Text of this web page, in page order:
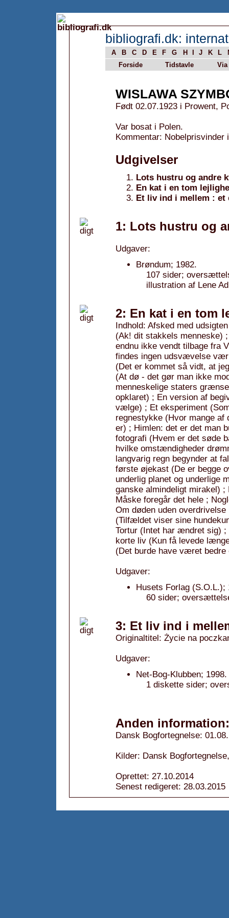
bibliografi.dk:
A B C D E F G H J K L
Forside
Tidstavle Via
WISLAWA
Født 02.07.1923 i Prowent,
Var bosat i Polen.
Kommentar: Nobelprisvinder
Udgivelser
Lots hustru og andre
En kat i en tom
Et liv ind i mellem : et
1: Lots hustru og
Udgaver:
Brøndum; 1982.
107 sider;
illustration af Lene
2: En kat i en tom
Indhold: Afsked med
(Ak! dit stakkels menneske)
endnu ikke vendt tilbage fra
findes ingen udsvævelse
(Det er kommet så vidt, at
(At dø - det gør man ikke
menneskelige staters
opklaret) ; En version af
vælge) ; Et eksperiment
regnestykke (Hvor mange af
er) ; Himlen: det er det man
fotografi (Hvem er det søde
hvilke omstændigheder
langvarig regn begynder at
første øjekast (De er begge
underlig planet og underlige
ganske almindeligt mirakel)
Måske foregår det hele ;
Om døden uden
(Tilfældet viser sine
Tortur (Intet har ændret sig)
korte liv (Kun få levede
(Det burde have været bedre
Udgaver:
Husets Forlag (S.O.L.);
60 sider;
3: Et liv ind i
Originaltitel: Życie na
Udgaver:
Net-Bog-Klubben; 1998.
1 diskette sider;
Anden information:
Dansk Bogfortegnelse:
Kilder: Dansk
Oprettet: 27.10.2014
Senest redigeret: 28.03.2015